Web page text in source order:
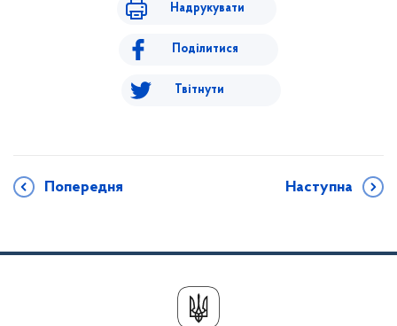
Надрукувати
Поділитися
Твітнути
Попередня Наступна